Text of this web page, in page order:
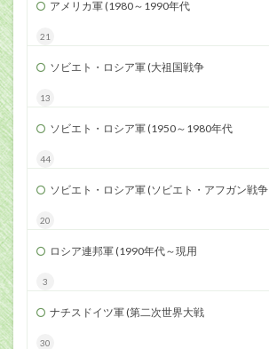
アメリカ軍 (1980～1990年代
21
ソビエト・ロシア軍 (大祖国戦争
13
ソビエト・ロシア軍 (1950～1980年代
44
ソビエト・ロシア軍 (ソビエト・アフガン戦争
20
ロシア連邦軍 (1990年代～現用
3
ナチスドイツ軍 (第二次世界大戦
30